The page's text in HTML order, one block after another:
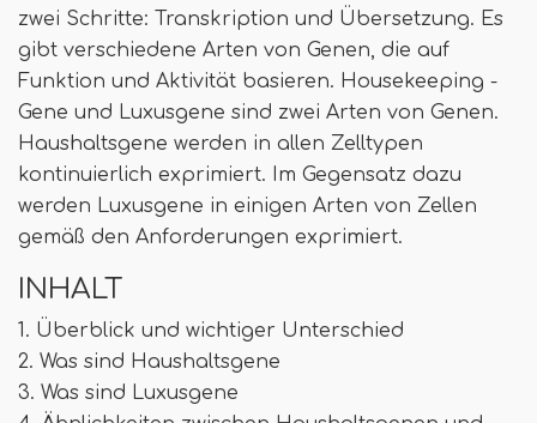
zwei Schritte: Transkription und Übersetzung. Es
gibt verschiedene Arten von Genen, die auf
Funktion und Aktivität basieren. Housekeeping -
Gene und Luxusgene sind zwei Arten von Genen.
Haushaltsgene werden in allen Zelltypen
kontinuierlich exprimiert. Im Gegensatz dazu
werden Luxusgene in einigen Arten von Zellen
gemäß den Anforderungen exprimiert.
INHALT
1. Überblick und wichtiger Unterschied
2. Was sind Haushaltsgene
3. Was sind Luxusgene